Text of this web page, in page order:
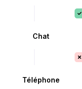
Chat
Téléphone